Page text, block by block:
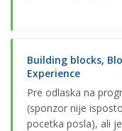
Building blocks,
Experience
Pre odlaska na
(sponzor nije
pocetka posla), ali